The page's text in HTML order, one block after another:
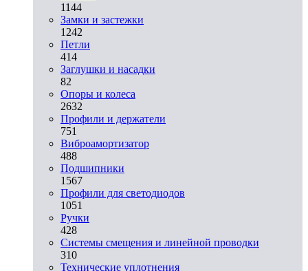
1144
Замки и застежки
1242
Петли
414
Заглушки и насадки
82
Опоры и колеса
2632
Профили и держатели
751
Виброамортизатор
488
Подшипники
1567
Профили для светодиодов
1051
Ручки
428
Системы смещения и линейной проводки
310
Технические уплотнения